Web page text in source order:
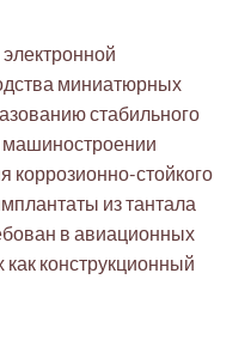
миниатюрных
стабильного
машиностроении
коррозионно-стойкого
из тантала
в авиационных
конструкционный